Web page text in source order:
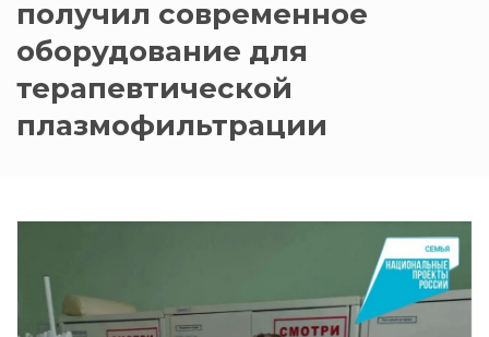
получил современное
оборудование для
терапевтической
плазмофильтрации